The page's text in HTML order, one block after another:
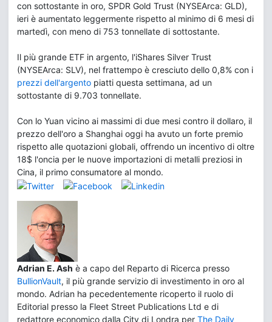
con sottostante in oro, SPDR Gold Trust (NYSEArca: GLD),
ieri è aumentato leggermente rispetto al minimo di 6 mesi di
martedì, con meno di 753 tonnellate di sottostante.
Il più grande ETF in argento, l'iShares Silver Trust
(NYSEArca: SLV), nel frattempo è cresciuto dello 0,8% con i
prezzi dell'argento piatti questa settimana, ad un
sottostante di 9.703 tonnellate.
Con lo Yuan vicino ai massimi di due mesi contro il dollaro, il
prezzo dell'oro a Shanghai oggi ha avuto un forte premio
rispetto alle quotazioni globali, offrendo un incentivo di oltre
18$ l'oncia per le nuove importazioni di metalli preziosi in
Cina, il primo consumatore al mondo.
Adrian E. Ash è a capo del Reparto di Ricerca presso
BullionVault, il più grande servizio di investimento in oro al
mondo. Adrian ha pecedentemente ricoperto il ruolo di
Editorial presso la Fleet Street Publications Ltd e di
redattore economico dalla City di Londra per The Daily